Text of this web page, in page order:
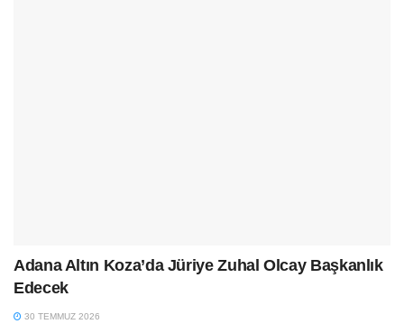
Adana Altın Koza’da Jüriye Zuhal Olcay Başkanlık
Edecek
30 TEMMUZ 2026